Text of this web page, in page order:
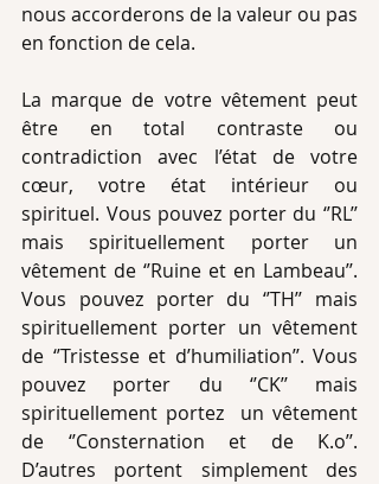
nous accorderons de la valeur ou pas
en fonction de cela.
La marque de votre vêtement peut
être en total contraste ou
contradiction avec l’état de votre
cœur, votre état intérieur ou
spirituel. Vous pouvez porter du ‘’RL’’
mais spirituellement porter un
vêtement de ‘’Ruine et en Lambeau’’.
Vous pouvez porter du ‘’TH’’ mais
spirituellement porter un vêtement
de ‘’Tristesse et d’humiliation’’. Vous
pouvez porter du ‘’CK’’ mais
spirituellement portez  un vêtement
de ‘’Consternation et de K.o’’.
D’autres portent simplement des